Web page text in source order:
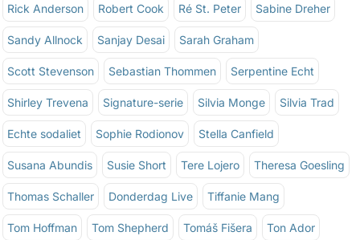
Rick Anderson Robert Cook Ré St. Peter Sabine Dreher
Sandy Allnock Sanjay Desai Sarah Graham
Scott Stevenson Sebastian Thommen Serpentine Echt
Shirley Trevena Signature-serie Silvia Monge Silvia Trad
Echte sodaliet Sophie Rodionov Stella Canfield
Susana Abundis Susie Short Tere Lojero Theresa Goesling
Thomas Schaller Donderdag Live Tiffanie Mang
Tom Hoffman Tom Shepherd Tomáš Fišera Ton Ador